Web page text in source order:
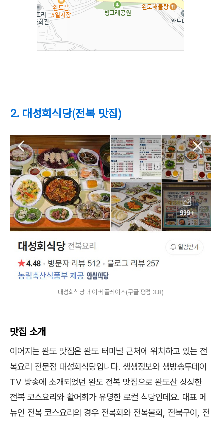
2. 대성회식당(전복 맛집)
대성회식당 네이버 플레이스(구글 평점 3.8)
맛집 소개
이어지는 완도 맛집은 완도 터미널 근처에 위치하고 있는 전
복요리 전문점 대성회식당입니다. 생생정보와 생방송투데이
TV 방송에 소개되었던 완도 전복 맛집으로 완도산 싱싱한
전복 코스요리와 활어회가 유명한 로컬 식당인데요. 대표 메
뉴인 전복 코스요리의 경우 전복회와 전복물회, 전북구이, 전